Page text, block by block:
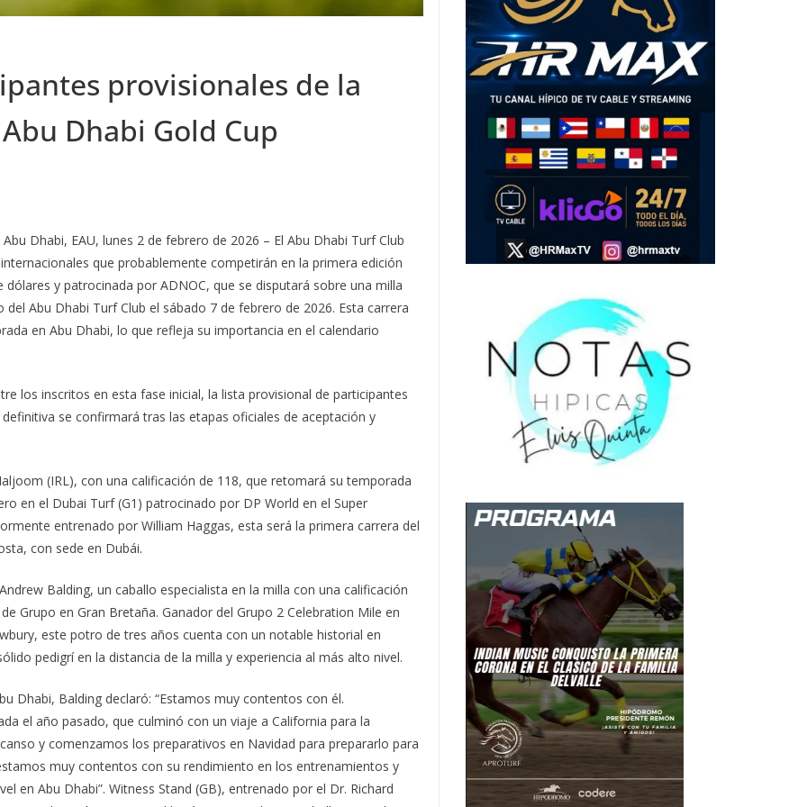
provisionales de la
Dhabi Gold Cup
Abu Dhabi, EAU, lunes 2 de febrero de 2026 – El Abu Dhabi Turf Club
que probablemente competirán en la primera edición
y patrocinada por ADNOC, que se disputará sobre una milla
Abu Dhabi Turf Club el sábado 7 de febrero de 2026. Esta carrera
en Abu Dhabi, lo que refleja su importancia en el calendario
los inscritos en esta fase inicial, la lista provisional de participantes
se confirmará tras las etapas oficiales de aceptación y
(IRL), con una calificación de 118, que retomará su temporada
en el Dubai Turf (G1) patrocinado por DP World en el Super
entrenado por William Haggas, esta será la primera carrera del
con sede en Dubái.
Balding, un caballo especialista en la milla con una calificación
Grupo en Gran Bretaña. Ganador del Grupo 2 Celebration Mile en
este potro de tres años cuenta con un notable historial en
pedigrí en la distancia de la milla y experiencia al más alto nivel.
Dhabi, Balding declaró: “Estamos muy contentos con él.
el año pasado, que culminó con un viaje a California para la
y comenzamos los preparativos en Navidad para prepararlo para
muy contentos con su rendimiento en los entrenamientos y
en Abu Dhabi”. Witness Stand (GB), entrenado por el Dr. Richard